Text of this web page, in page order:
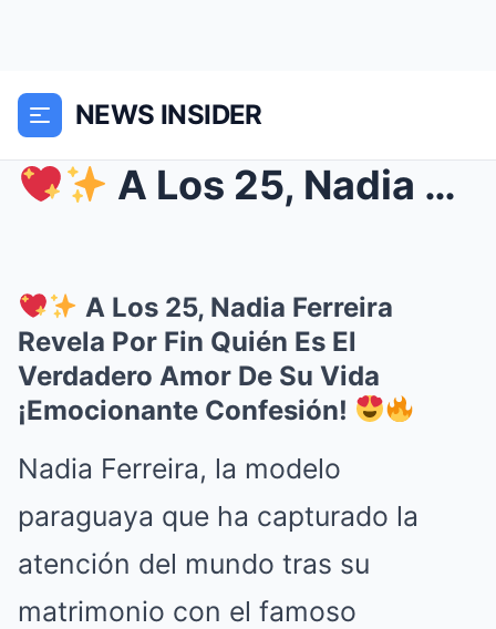
NEWS INSIDER
A Los 25, Nadia Ferreira Revela Por Fin Quién E...
A Los 25, Nadia Ferreira
Revela Por Fin Quién Es El
Verdadero Amor De Su Vida
¡Emocionante Confesión!
Nadia Ferreira, la modelo
paraguaya que ha capturado la
atención del mundo tras su
matrimonio con el famoso